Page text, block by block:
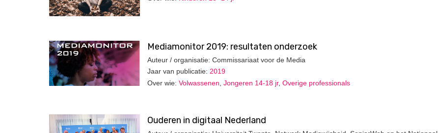
Mediamonitor 2019: resultaten onderzoek
Auteur / organisatie: Commissariaat voor de Media
Jaar van publicatie: 2019
Over wie: Volwassenen, Jongeren 14-18 jr, Overige professionals
Ouderen in digitaal Nederland